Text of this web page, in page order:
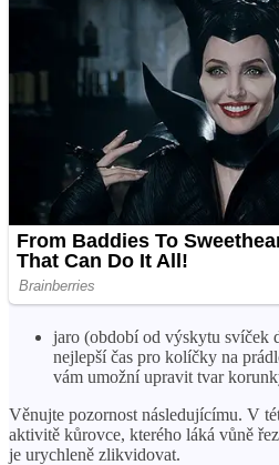
jaro (období od výskytu svíček
nejlepší čas pro kolíčky na
vám umožní upravit tvar
Věnujte pozornost následujícímu. V
aktivitě kůrovce, kterého láká vůně
je urychleně zlikvidovat.